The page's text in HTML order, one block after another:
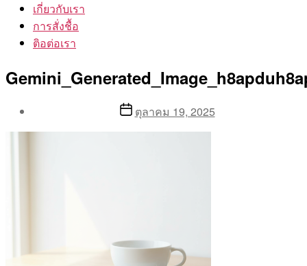
เกี่ยวกับเรา
การสั่งชื้อ
ติอต่อเรา
By
Postตุลาคม 19, 2025